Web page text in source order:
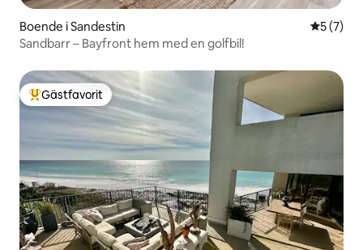
Boende i Sandestin 5 av 5 i
5 (7)
Sandbarr – Bayfront hem med en golfbil!
Populär gästfavorit
Gästfavorit